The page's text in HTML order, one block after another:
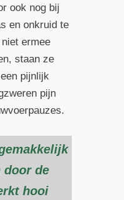
ook nog bij
en onkruid te
ermee
staan ze
pijnlijk
pijn
door de
hooi